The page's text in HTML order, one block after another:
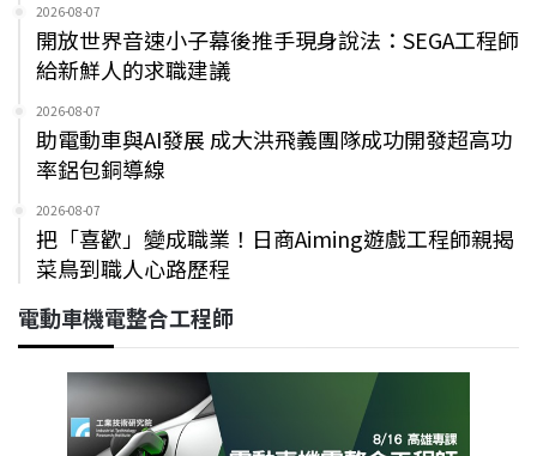
2026-08-07
開放世界音速小子幕後推手現身說法：SEGA工程師
給新鮮人的求職建議
2026-08-07
助電動車與AI發展 成大洪飛義團隊成功開發超高功
率鋁包銅導線
2026-08-07
把「喜歡」變成職業！日商Aiming遊戲工程師親揭
菜鳥到職人心路歷程
電動車機電整合工程師